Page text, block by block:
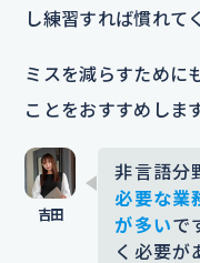
し練習すれば慣れて
ミスを減らすために
ことをおすすめします
非言語分
必要な業
が多いで
く必要が